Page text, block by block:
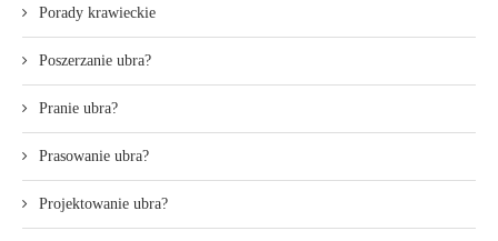
Porady krawieckie
Poszerzanie ubra?
Pranie ubra?
Prasowanie ubra?
Projektowanie ubra?